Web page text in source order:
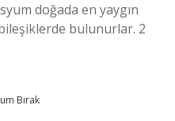
doğada en yaygın
bulunurlar. 2
Bırak